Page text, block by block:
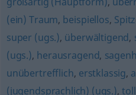
(ein) Traum, beispiellos,
super (ugs.), überwältigend,
(ugs.), herausragend,
unübertrefflich, erstklassig,
(jugendsprachlich) (ugs.),